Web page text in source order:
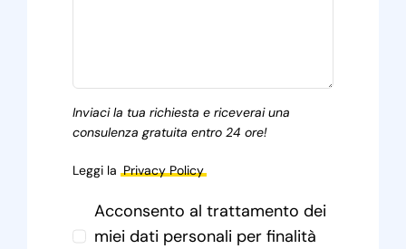
Inviaci la tua richiesta e riceverai una
consulenza gratuita entro 24 ore!
Leggi la Privacy Policy
Acconsento al trattamento dei
miei dati personali per finalità